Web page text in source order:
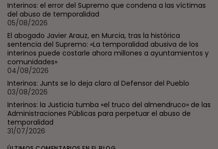
Interinos: el error del Supremo que condena a las víctimas
del abuso de temporalidad
05/08/2026
El abogado Javier Arauz, en Murcia, tras la histórica
sentencia del Supremo: «La temporalidad abusiva de los
interinos puede costarle ahora millones a ayuntamientos y
comunidades»
04/08/2026
Interinos: Junts se lo deja claro al Defensor del Pueblo
03/08/2026
Interinos: la Justicia tumba «el truco del almendruco» de las
Administraciones Públicas para perpetuar el abuso de
temporalidad
31/07/2026